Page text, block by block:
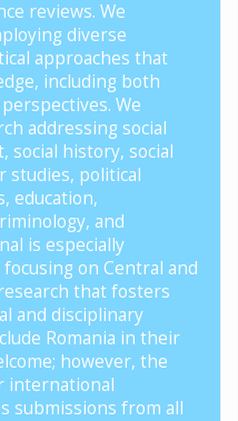
reviews. We
diverse
approaches that
including both
We
addressing social
social history, social
studies, political
education,
and
is especially
on Central and
that fosters
and disciplinary
Romania in their
however, the
international
submissions from all